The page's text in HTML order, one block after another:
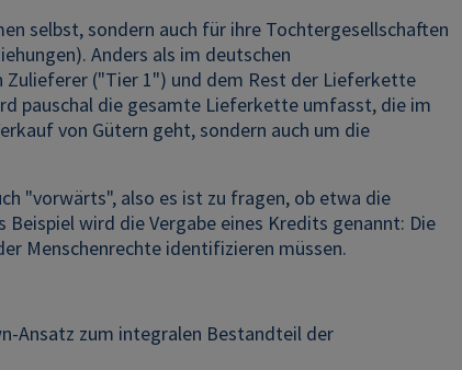
selbst, sondern auch für ihre Tochtergesellschaften
Anders als im deutschen
("Tier 1") und dem Rest der Lieferkette
pauschal die gesamte Lieferkette umfasst, die im
von Gütern geht, sondern auch um die
"vorwärts", also es ist zu fragen, ob etwa die
wird die Vergabe eines Kredits genannt: Die
Menschenrechte identifizieren müssen.
Ansatz zum integralen Bestandteil der